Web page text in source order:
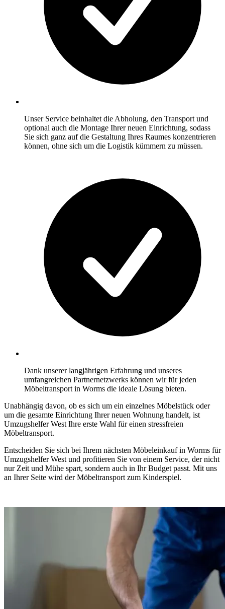
Unser Service beinhaltet die Abholung, den Transport und
optional auch die Montage Ihrer neuen Einrichtung, sodass
Sie sich ganz auf die Gestaltung Ihres Raumes konzentrieren
können, ohne sich um die Logistik kümmern zu müssen.
Dank unserer langjährigen Erfahrung und unseres
umfangreichen Partnernetzwerks können wir für jeden
Möbeltransport in Worms die ideale Lösung bieten.
Unabhängig davon, ob es sich um ein einzelnes Möbelstück oder
um die gesamte Einrichtung Ihrer neuen Wohnung handelt, ist
Umzugshelfer West Ihre erste Wahl für einen stressfreien
Möbeltransport.
Entscheiden Sie sich bei Ihrem nächsten Möbeleinkauf in Worms für
Umzugshelfer West und profitieren Sie von einem Service, der nicht
nur Zeit und Mühe spart, sondern auch in Ihr Budget passt. Mit uns
an Ihrer Seite wird der Möbeltransport zum Kinderspiel.